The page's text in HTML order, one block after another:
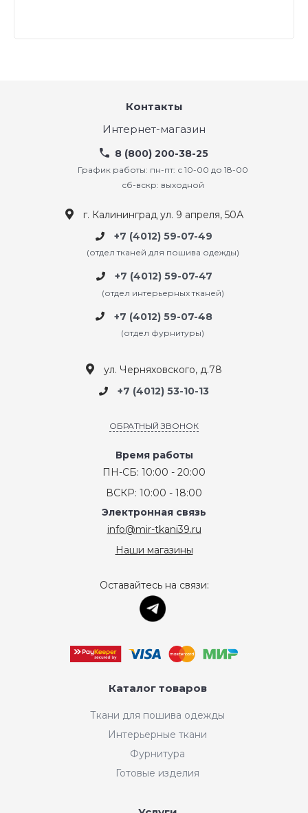
Контакты
Интернет-магазин
8 (800) 200-38-25
График работы: пн-пт: с 10-00 до 18-00
сб-вскр: выходной
г. Калининград ул. 9 апреля, 50А
+7 (4012) 59-07-49
(отдел тканей для пошива одежды)
+7 (4012) 59-07-47
(отдел интерьерных тканей)
+7 (4012) 59-07-48
(отдел фурнитуры)
ул. Черняховского, д.78
+7 (4012) 53-10-13
ОБРАТНЫЙ ЗВОНОК
Время работы
ПН-СБ: 10:00 - 20:00
ВСКР: 10:00 - 18:00
Электронная связь
info@mir-tkani39.ru
Наши магазины
Оставайтесь на связи:
Каталог товаров
Ткани для пошива одежды
Интерьерные ткани
Фурнитура
Готовые изделия